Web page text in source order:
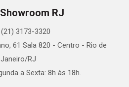
RJ
(21) 3173-3320
61 Sala 820 - Centro - Rio de
Janeiro/RJ
a Sexta: 8h às 18h.